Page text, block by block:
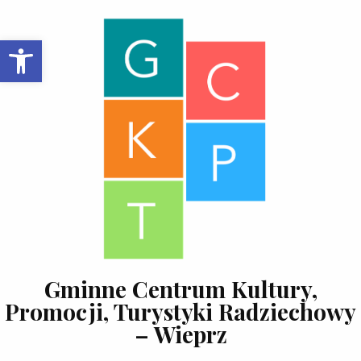
Open toolbar
Gminne Centrum Kultury,
Promocji, Turystyki Radziechowy
– Wieprz